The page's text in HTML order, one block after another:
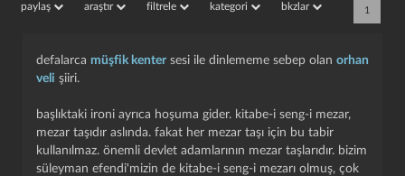
paylaş araştır filtrele kategori bkzlar 1
defalarca müşfik kenter sesi ile dinlememe sebep olan orhan
veli şiiri.
başlıktaki ironi ayrıca hoşuma gider. kitabe-i seng-i mezar,
mezar taşıdır aslında. fakat her mezar taşı için bu tabir
kullanılmaz. önemli devlet adamlarının mezar taşlarıdır. bizim
süleyman efendi'mizin de kitabe-i seng-i mezarı olmuş, çok